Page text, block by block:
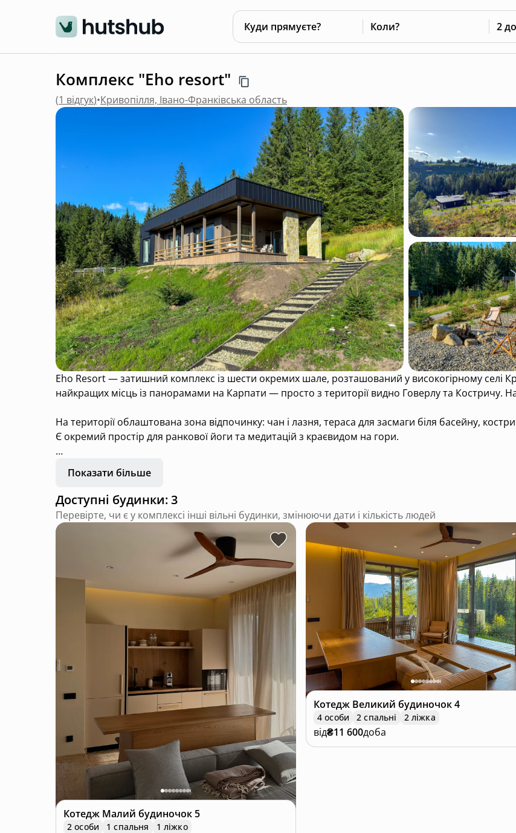
Куди прямуєте? Коли? 2
Комплекс "Eho resort"
(1 відгук)•Кривопілля, Івано-Франківська область
Eho Resort — затишний комплекс із шести окремих шале, розташований у високогірному селі
найкращих місць із панорамами на Карпати — просто з території видно Говерлу та Костричу.
На території облаштована зона відпочинку: чан і лазня, тераса для засмаги біля басейну,
Є окремий простір для ранкової йоги та медитацій з краєвидом на гори.
Поруч — туристичні маршрути, велосипедні та піші стежки, полонини з традиційними
їзди.
Концепція Eho — «спокій серед гір». Шале побудовані у стилі тихого мінімалізму з
власна тераса, міні-бар, кухня, а у великих шале — ще й камін.
Страви готуються на нашій кухні та доставляються у боксах прямо до шале — можна снідати в
Показати більше
Доступні будинки: 3
Перевірте, чи є у комплексі інші вільні будинки, змінюючи дати і кількість людей
Котедж Малий будиночок 5
2 особи 1 спальня 1 ліжко
Котедж Великий будиночок 4
4 особи 2 спальні 2 ліжка
від₴11 600доба